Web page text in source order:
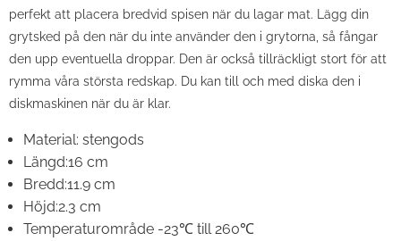
perfekt att placera bredvid spisen när du lagar mat. Lägg din
grytsked på den när du inte använder den i grytorna, så fångar
den upp eventuella droppar. Den är också tillräckligt stort för att
rymma våra största redskap. Du kan till och med diska den i
diskmaskinen när du är klar.
Material: stengods
Längd:16 cm
Bredd:11.9 cm
Höjd:2.3 cm
Temperaturområde -23℃ till 260℃